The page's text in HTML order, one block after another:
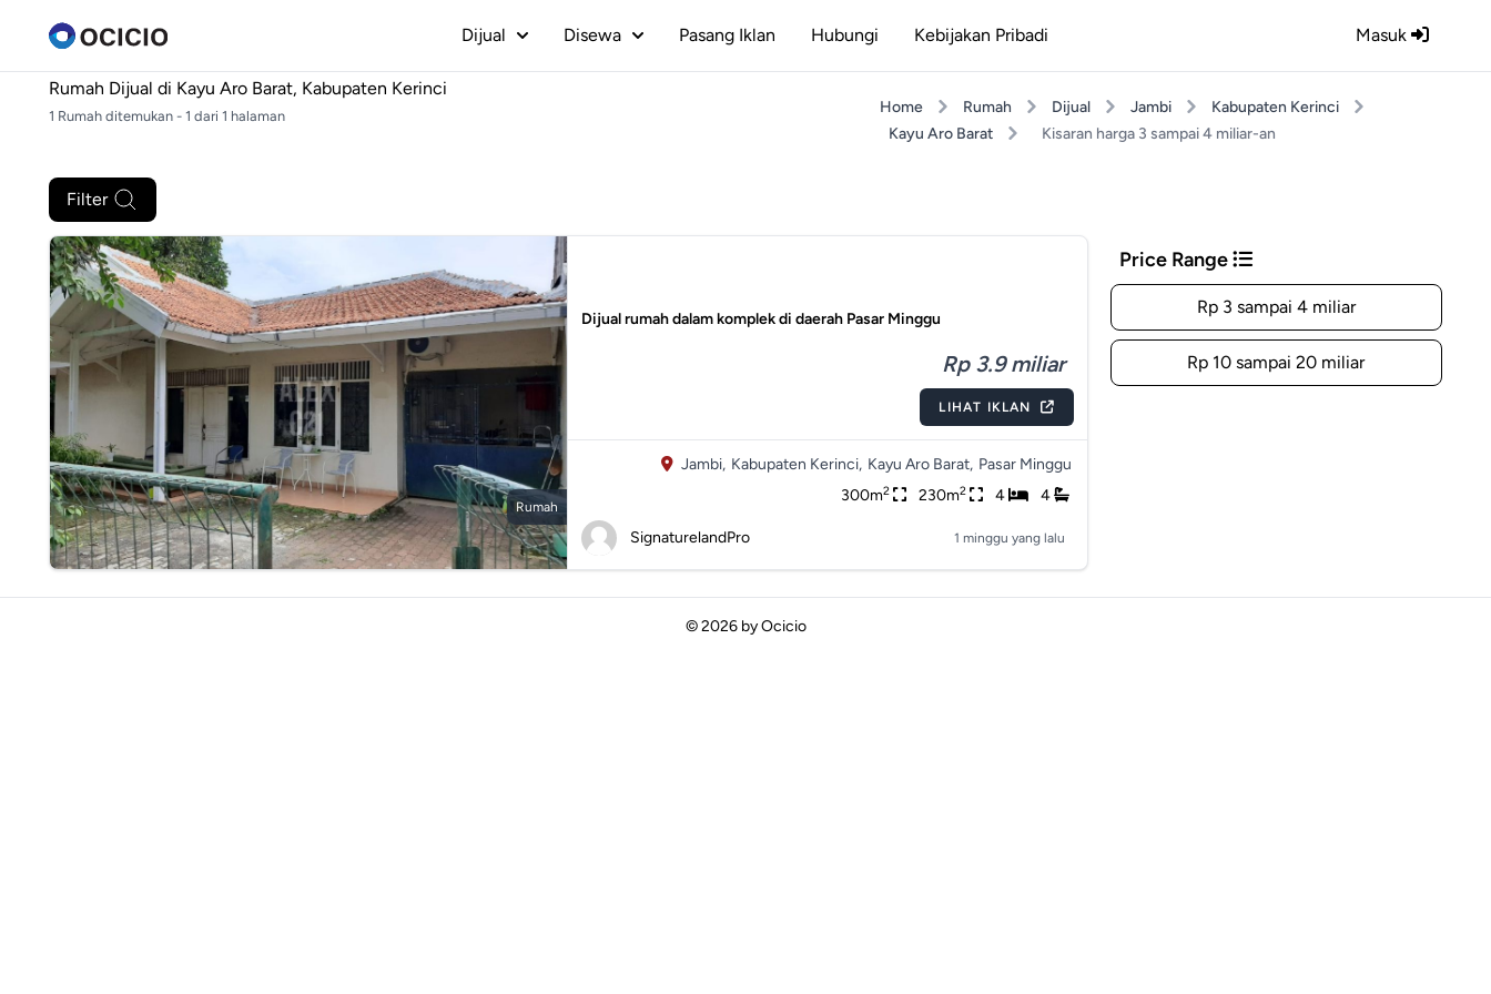
Masuk
Dijual Disewa Pasang Iklan Hubungi Kebijakan Pribadi
Rumah Dijual di Kayu Aro Barat, Kabupaten Kerinci
1 Rumah ditemukan - 1 dari 1 halaman Home Rumah Dijual Jambi
Kabupaten Kerinci
Kayu Aro Barat
Kisaran harga 3 sampai 4 miliar-an
Filter
Rumah
Dijual rumah dalam komplek di daerah Pasar Minggu
Rp 3.9 miliar
LIHAT IKLAN
Jambi, Kabupaten Kerinci, Kayu Aro Barat, Pasar Minggu
300m2 230m2 4 4
SignaturelandPro 1 minggu yang lalu
Price Range
Rp 3 sampai 4 miliar
Rp 10 sampai 20 miliar
© 2026 byOcicio